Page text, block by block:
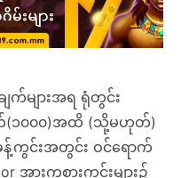
များအရ ရုံတွင်း
တ်(၁၀၀၀)အထိ (သို့မဟုတ်)
င်းအတွင်း ဝင်ရောက်
အားကစားကွင်းများ၌